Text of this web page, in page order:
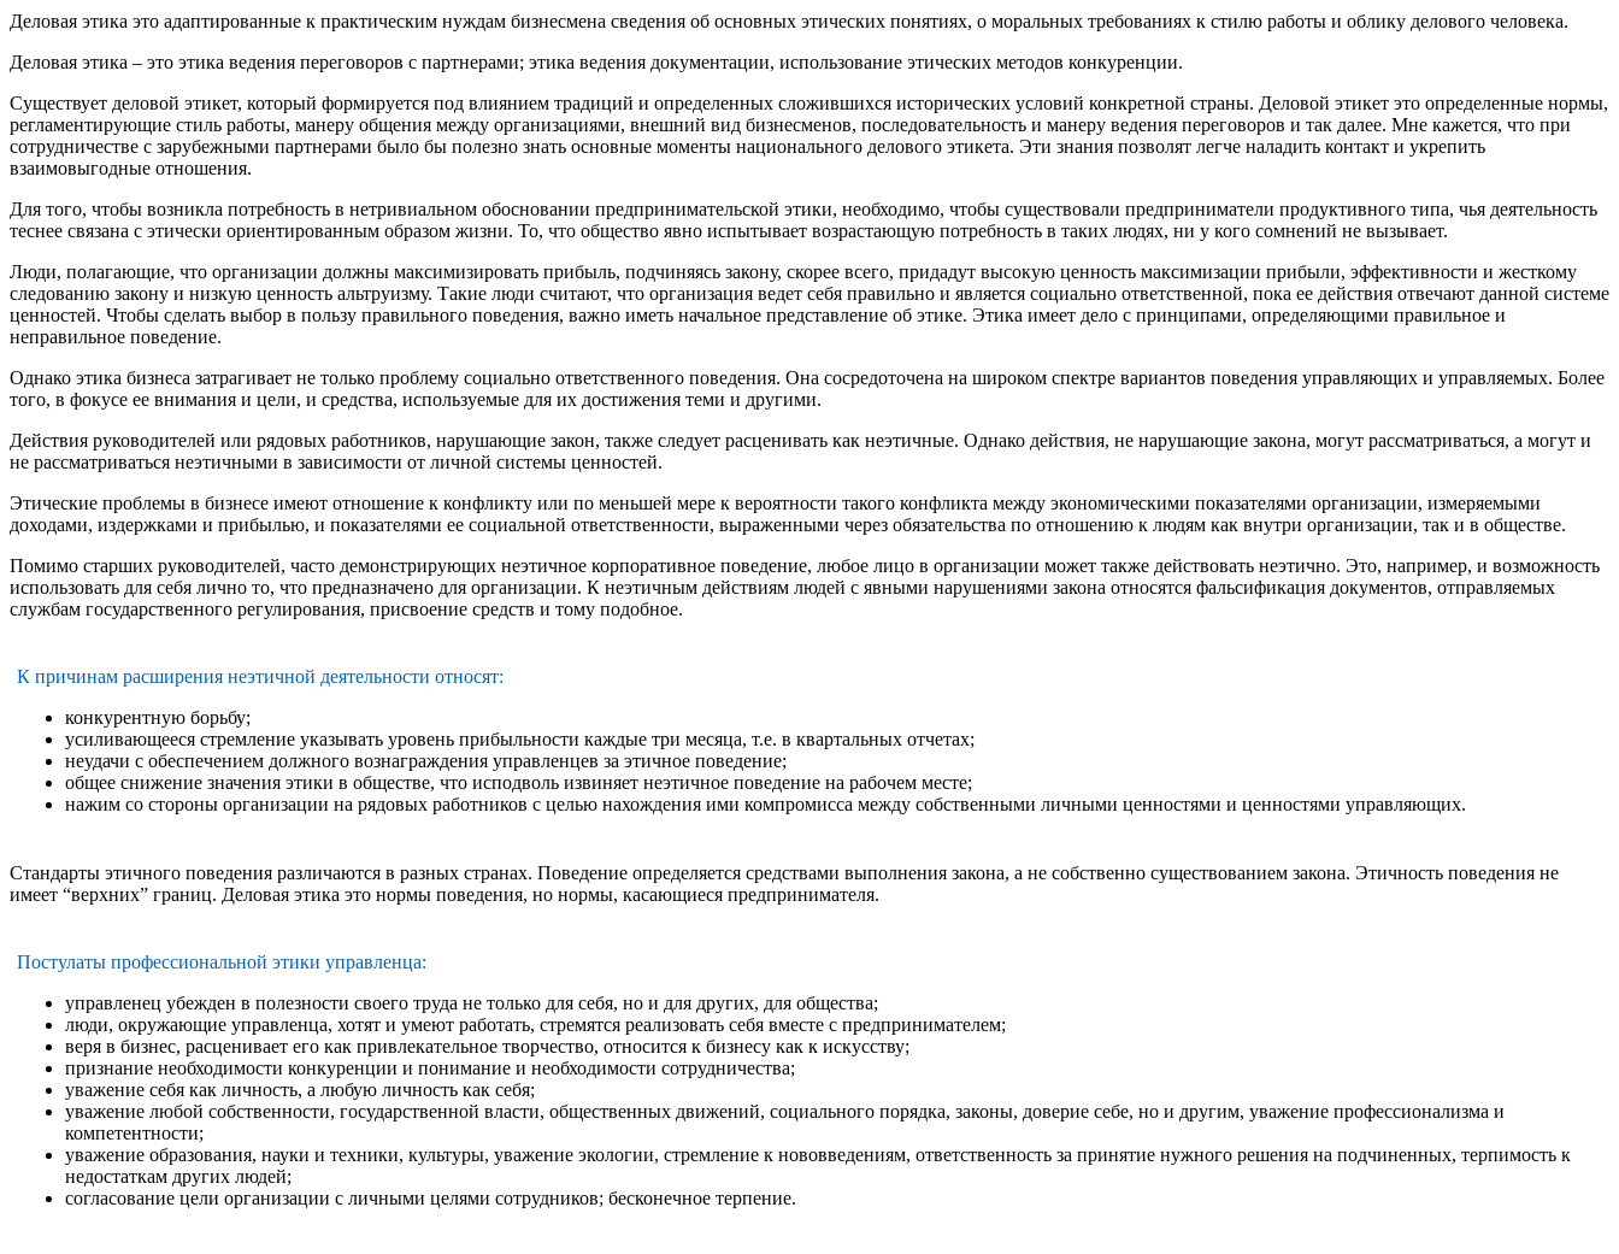
Деловая этика это адаптированные к практическим нуждам бизнесмена сведения об основных этических понятиях, о моральных требованиях к стилю работы и облику делового человека.
Деловая этика – это этика ведения переговоров с партнерами; этика ведения документации, использование этических методов конкуренции.
Существует деловой этикет, который формируется под влиянием традиций и определенных сложившихся исторических условий конкретной страны. Деловой этикет это определенные нормы,
регламентирующие стиль работы, манеру общения между организациями, внешний вид бизнесменов, последовательность и манеру ведения переговоров и так далее. Мне кажется, что при
сотрудничестве с зарубежными партнерами было бы полезно знать основные моменты национального делового этикета. Эти знания позволят легче наладить контакт и укрепить
взаимовыгодные отношения.
Для того, чтобы возникла потребность в нетривиальном обосновании предпринимательской этики, необходимо, чтобы существовали предприниматели продуктивного типа, чья деятельность
теснее связана с этически ориентированным образом жизни. То, что общество явно испытывает возрастающую потребность в таких людях, ни у кого сомнений не вызывает.
Люди, полагающие, что организации должны максимизировать прибыль, подчиняясь закону, скорее всего, придадут высокую ценность максимизации прибыли, эффективности и жесткому
следованию закону и низкую ценность альтруизму. Такие люди считают, что организация ведет себя правильно и является социально ответственной, пока ее действия отвечают данной системе
ценностей. Чтобы сделать выбор в пользу правильного поведения, важно иметь начальное представление об этике. Этика имеет дело с принципами, определяющими правильное и
неправильное поведение.
Однако этика бизнеса затрагивает не только проблему социально ответственного поведения. Она сосредоточена на широком спектре вариантов поведения управляющих и управляемых. Более
того, в фокусе ее внимания и цели, и средства, используемые для их достижения теми и другими.
Действия руководителей или рядовых работников, нарушающие закон, также следует расценивать как неэтичные. Однако действия, не нарушающие закона, могут рассматриваться, а могут и
не рассматриваться неэтичными в зависимости от личной системы ценностей.
Этические проблемы в бизнесе имеют отношение к конфликту или по меньшей мере к вероятности такого конфликта между экономическими показателями организации, измеряемыми
доходами, издержками и прибылью, и показателями ее социальной ответственности, выраженными через обязательства по отношению к людям как внутри организации, так и в обществе.
Помимо старших руководителей, часто демонстрирующих неэтичное корпоративное поведение, любое лицо в организации может также действовать неэтично. Это, например, и возможность
использовать для себя лично то, что предназначено для организации. К неэтичным действиям людей с явными нарушениями закона относятся фальсификация документов, отправляемых
службам государственного регулирования, присвоение средств и тому подобное.
К причинам расширения неэтичной деятельности относят:
конкурентную борьбу;
усиливающееся стремление указывать уровень прибыльности каждые три месяца, т.е. в квартальных отчетах;
неудачи с обеспечением должного вознаграждения управленцев за этичное поведение;
общее снижение значения этики в обществе, что исподволь извиняет неэтичное поведение на рабочем месте;
нажим со стороны организации на рядовых работников с целью нахождения ими компромисса между собственными личными ценностями и ценностями управляющих.
Стандарты этичного поведения различаются в разных странах. Поведение определяется средствами выполнения закона, а не собственно существованием закона. Этичность поведения не
имеет “верхних” границ. Деловая этика это нормы поведения, но нормы, касающиеся предпринимателя.
Постулаты профессиональной этики управленца:
управленец убежден в полезности своего труда не только для себя, но и для других, для общества;
люди, окружающие управленца, хотят и умеют работать, стремятся реализовать себя вместе с предпринимателем;
веря в бизнес, расценивает его как привлекательное творчество, относится к бизнесу как к искусству;
признание необходимости конкуренции и понимание и необходимости сотрудничества;
уважение себя как личность, а любую личность как себя;
уважение любой собственности, государственной власти, общественных движений, социального порядка, законы, доверие себе, но и другим, уважение профессионализма и
компетентности;
уважение образования, науки и техники, культуры, уважение экологии, стремление к нововведениям, ответственность за принятие нужного решения на подчиненных, терпимость к
недостаткам других людей;
согласование цели организации с личными целями сотрудников; бесконечное терпение.